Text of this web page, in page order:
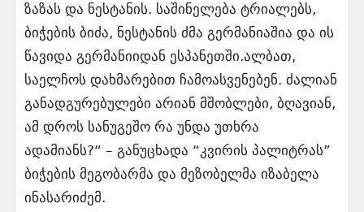
ზაზას და ნესტანის. საშინელება ტრიალებს,
ბიჭების ბიძა, ნესტანის ძმა გერმანიაშია და ის
წავიდა გერმანიიდან ესპანეთში.ალბათ,
საელჩოს დახმარებით ჩამოასვენებენ. ძალიან
განადგურებულები არიან მშობლები, ბღავიან,
ამ დროს სანუგეშო რა უნდა უთხრა
ადამიანს?“ – განუცხადა “კვირის პალიტრას”
ბიჭების მეგობარმა და მეზობელმა იზაბელა
ინასარიძემ.